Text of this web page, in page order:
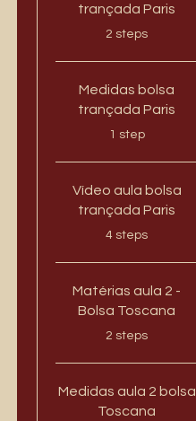
trançada Paris
.
2 steps
Medidas bolsa
trançada Paris
.
1 step
Vídeo aula bolsa
trançada Paris
.
4 steps
Matérias aula 2 -
Bolsa Toscana
.
2 steps
Medidas aula 2 bolsa
Toscana